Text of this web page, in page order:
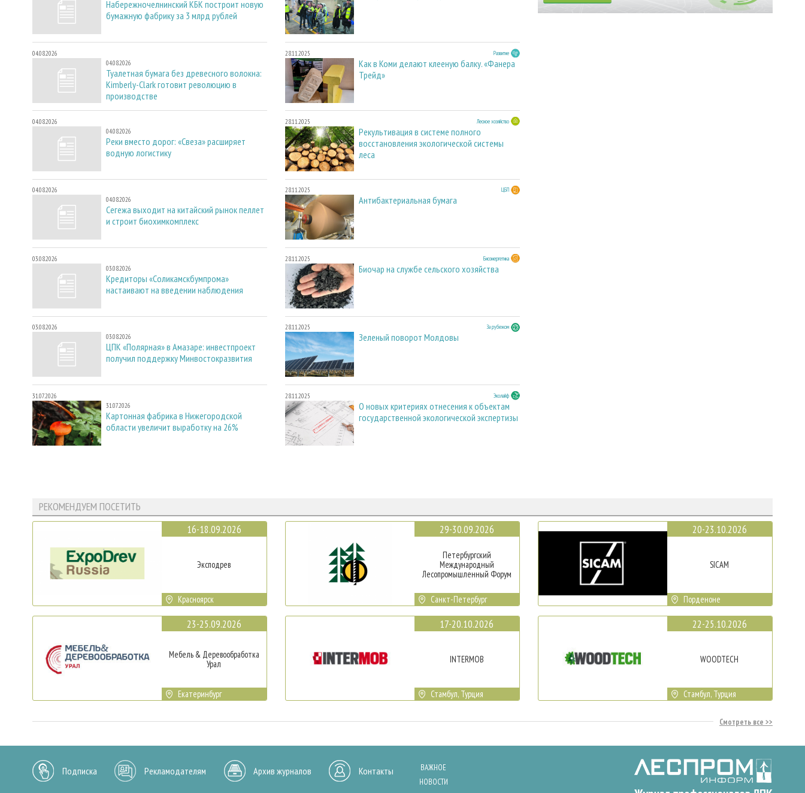
Набережночелнинский КБК построит новую
бумажную фабрику за 3 млрд рублей
04.08.2026
04.08.2026
Туалетная бумага без древесного волокна:
Kimberly-Clark готовит революцию в
производстве
04.08.2026
04.08.2026
Реки вместо дорог: «Свеза» расширяет
водную логистику
04.08.2026
04.08.2026
Сегежа выходит на китайский рынок пеллет
и строит биохимкомплекс
03.08.2026
03.08.2026
Кредиторы «Соликамскбумпрома»
настаивают на введении наблюдения
03.08.2026
03.08.2026
ЦПК «Полярная» в Амазаре: инвестпроект
получил поддержку Минвостокразвития
31.07.2026
31.07.2026
Картонная фабрика в Нижегородской
области увеличит выработку на 26%
28.11.2025 Развитие
Как в Коми делают клееную балку. «Фанера
Трейд»
28.11.2025 Лесное хозяйство
Рекультивация в системе полного
восстановления экологической системы
леса
28.11.2025 ЦБП
Антибактериальная бумага
28.11.2025 Биоэнергетика
Биочар на службе сельского хозяйства
28.11.2025 За рубежом
Зеленый поворот Молдовы
28.11.2025 Эколайф
О новых критериях отнесения к объектам
государственной экологической экспертизы
РЕКОМЕНДУЕМ ПОСЕТИТЬ
16-18.09.2026
Эксподрев
Красноярск
23-25.09.2026
Мебель & Деревообработка
Урал
Екатеринбург
29-30.09.2026
Петербургский
Международный
Лесопромышленный Форум
Санкт-Петербург
17-20.10.2026
INTERMOB
Стамбул, Турция
20-23.10.2026
SICAM
Порденоне
22-25.10.2026
WOODTECH
Стамбул, Турция
Смотреть все
Подписка Рекламодателям Архив журналов Контакты
ВАЖНОЕ
НОВОСТИ